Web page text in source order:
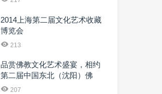
2014上海第二届文化艺术收藏
博览会
213
品赏佛教文化艺术盛宴，相约
第二届中国东北（沈阳）佛
207